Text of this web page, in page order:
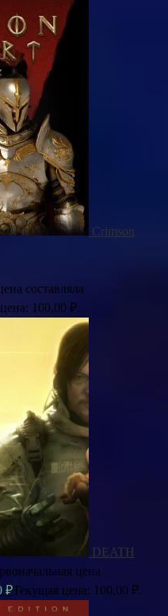
Crimson
составляла
100,00 ₽.
DEATH
цена
₽Текущая цена: 100,00 ₽.